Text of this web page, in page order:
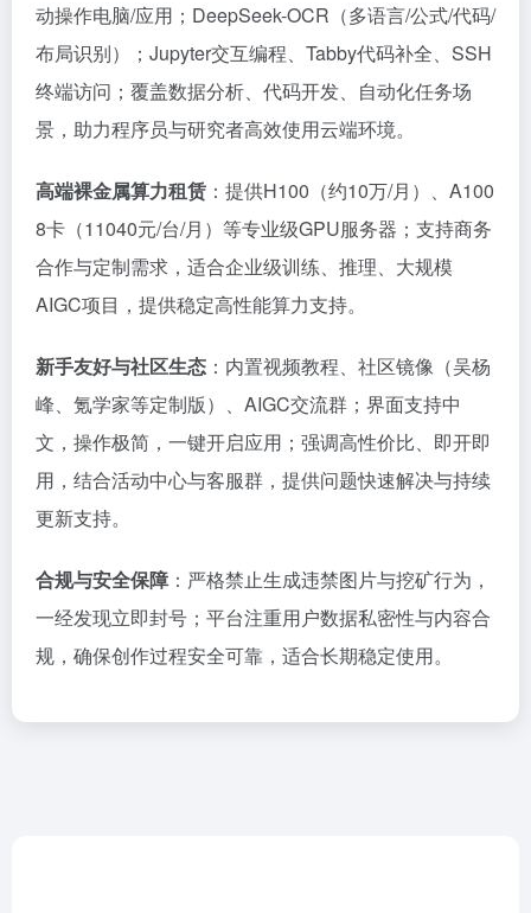
动操作电脑/应用；DeepSeek-OCR（多语言/公式/代码/
布局识别）；Jupyter交互编程、Tabby代码补全、SSH
终端访问；覆盖数据分析、代码开发、自动化任务场
景，助力程序员与研究者高效使用云端环境。
高端裸金属算力租赁 ：提供H100（约10万/月）、A100
8卡（11040元/台/月）等专业级GPU服务器；支持商务
合作与定制需求，适合企业级训练、推理、大规模
AIGC项目，提供稳定高性能算力支持。
新手友好与社区生态 ：内置视频教程、社区镜像（吴杨
峰、氪学家等定制版）、AIGC交流群；界面支持中
文，操作极简，一键开启应用；强调高性价比、即开即
用，结合活动中心与客服群，提供问题快速解决与持续
更新支持。
合规与安全保障 ：严格禁止生成违禁图片与挖矿行为，
一经发现立即封号；平台注重用户数据私密性与内容合
规，确保创作过程安全可靠，适合长期稳定使用。